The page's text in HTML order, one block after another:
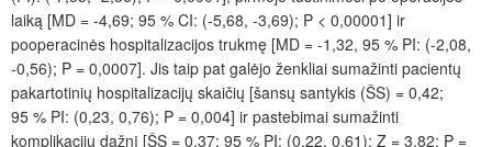
laiką [MD = -4,69; 95 % CI: (-5,68, -3,69); P < 0,00001] ir
pooperacinės hospitalizacijos trukmę [MD = -1,32, 95 % PI: (-2,08,
-0,56); P = 0,0007]. Jis taip pat galėjo ženkliai sumažinti pacientų
pakartotinių hospitalizacijų skaičių [šansų santykis (ŠS) = 0,42;
95 % PI: (0,23, 0,76); P = 0,004] ir pastebimai sumažinti
komplikacijų dažnį [ŠS = 0,37; 95 % PI: (0,22, 0,61); Z = 3,82; P =